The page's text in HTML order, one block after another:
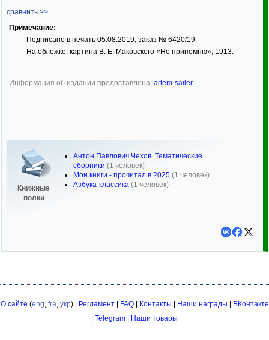
сравнить >>
Примечание:
Подписано в печать 05.08.2019, заказ № 6420/19.
На обложке: картина В. Е. Маковского «Не припомню», 1913.
Информация об издании предоставлена: artem-sailer
Книжные
полки
Антон Павлович Чехов. Тематические
сборники (1 человек)
Мои книги - прочитал в 2025 (1 человек)
Азбука-классика (1 человек)
О сайте (eng, fra, укр) | Регламент| FAQ| Контакты Наши награды
ВКонтакте
Telegram Наши товары